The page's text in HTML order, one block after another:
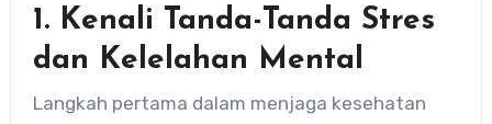
1. Kenali Tanda-Tanda Stres
dan Kelelahan Mental
Langkah pertama dalam menjaga kesehatan